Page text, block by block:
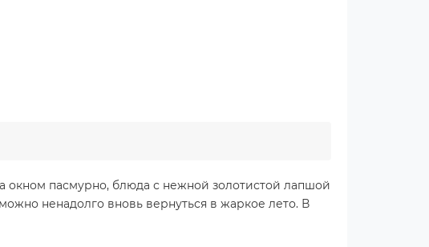
пасмурно, блюда с нежной золотистой лапшой
ненадолго вновь вернуться в жаркое лето. В